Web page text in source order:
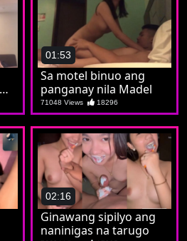
01:53
Sa motel binuo ang
panganay nila Madel
71048 Views 18296
02:16
Ginawang sipilyo ang
naninigas na tarugo